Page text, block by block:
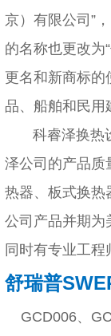
京）有限公司”
的名称也更改为
更名和新商标的
品、船舶和民用
科睿泽换热
泽公司的产品质
热器、板式换热
公司产品并期为
同时有专业工
舒瑞普
GCD006、